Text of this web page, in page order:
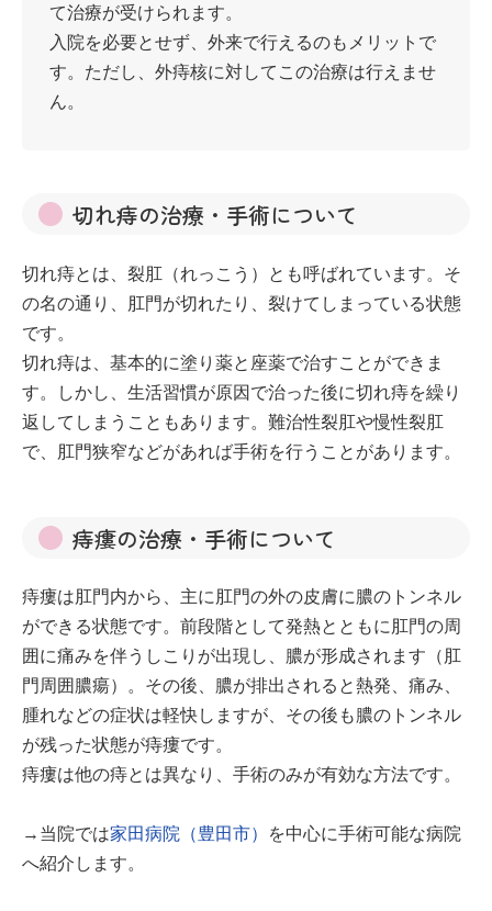
て治療が受けられます。
入院を必要とせず、外来で行えるのもメリットで
す。ただし、外痔核に対してこの治療は行えませ
ん。
切れ痔の治療・手術について
切れ痔とは、裂肛（れっこう）とも呼ばれています。そ
の名の通り、肛門が切れたり、裂けてしまっている状態
です。
切れ痔は、基本的に塗り薬と座薬で治すことができま
す。しかし、生活習慣が原因で治った後に切れ痔を繰り
返してしまうこともあります。難治性裂肛や慢性裂肛
で、肛門狭窄などがあれば手術を行うことがあります。
痔瘻の治療・手術について
痔瘻は肛門内から、主に肛門の外の皮膚に膿のトンネル
ができる状態です。前段階として発熱とともに肛門の周
囲に痛みを伴うしこりが出現し、膿が形成されます（肛
門周囲膿瘍）。その後、膿が排出されると熱発、痛み、
腫れなどの症状は軽快しますが、その後も膿のトンネル
が残った状態が痔瘻です。
痔瘻は他の痔とは異なり、手術のみが有効な方法です。
→当院では家田病院（豊田市）
を中心に手術可能な病院
へ紹介します。